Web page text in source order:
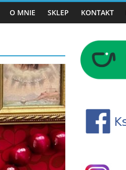
O MNIE SKLEP KONTAKT